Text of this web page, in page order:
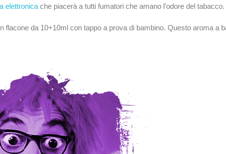
elettronica che piacerà a tutti fumatori che amano l'odore del tabacco.
flacone da 10+10ml con tappo a prova di bambino. Questo aroma a